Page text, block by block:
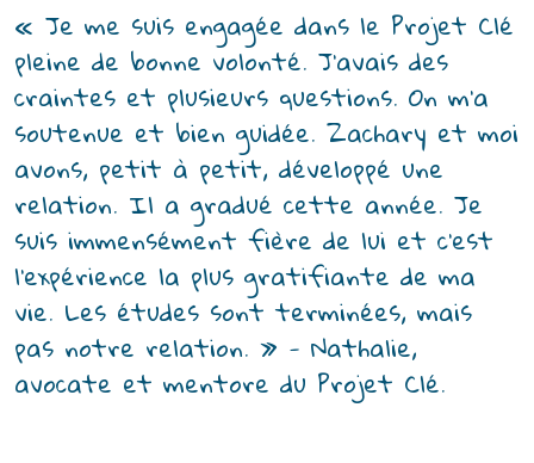
« Je me suis engagée dans le Projet Clé
pleine de bonne volonté. J’avais des
craintes et plusieurs questions. On m’a
soutenue et bien guidée. Zachary et moi
avons, petit à petit, développé une
relation. Il a gradué cette année. Je
suis immensément fière de lui et c’est
l’expérience la plus gratifiante de ma
vie. Les études sont terminées, mais
pas notre relation. » - Nathalie,
avocate et mentore du Projet Clé.